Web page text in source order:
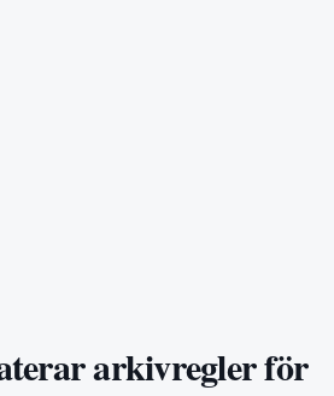
arkivregler för